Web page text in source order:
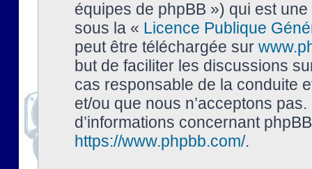
équipes de phpBB ») qui est
sous la « Licence Publique
peut être téléchargée sur
but de faciliter les discussions
cas responsable de la conduite
et/ou que nous n’acceptons
d’informations concernant
https://www.phpbb.com/.